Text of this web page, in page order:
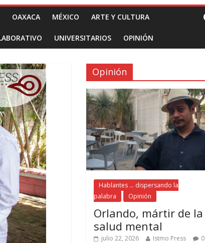
OAXACA MÉXICO ARTE Y CULTURA
UNIVERSITARIOS OPINIÓN
Opinión
Hablantes ... dispersando la
palabra
Opinión
Orlando, mártir de la
salud mental
julio 22, 2026 Istmo Press 0